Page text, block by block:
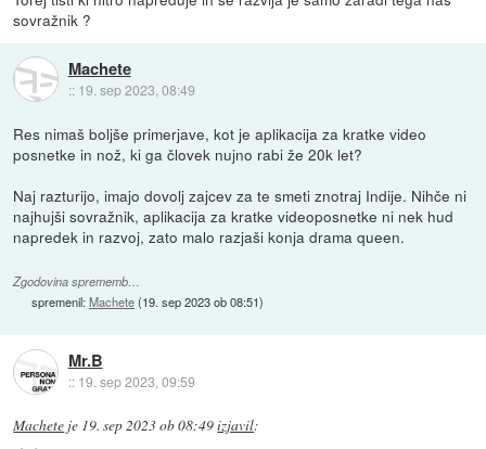
sovražnik ?
Machete
:: 19. sep 2023, 08:49
Res nimaš boljše primerjave, kot je aplikacija za kratke video
posnetke in nož, ki ga človek nujno rabi že 20k let?
Naj razturijo, imajo dovolj zajcev za te smeti znotraj Indije. Nihče ni
najhujši sovražnik, aplikacija za kratke videoposnetke ni nek hud
napredek in razvoj, zato malo razjaši konja drama queen.
Zgodovina sprememb…
spremenil:Machete(19. sep 2023 ob 08:51)
Mr.B
:: 19. sep 2023, 09:59
Machete je 19. sep 2023 ob 08:49izjavil: